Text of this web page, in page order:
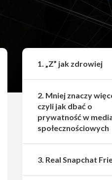
1. „Z” jak zdrowiej
2. Mniej znaczy
czyli jak dbać o
prywatność w
społecznościowych
3. Real Snapchat